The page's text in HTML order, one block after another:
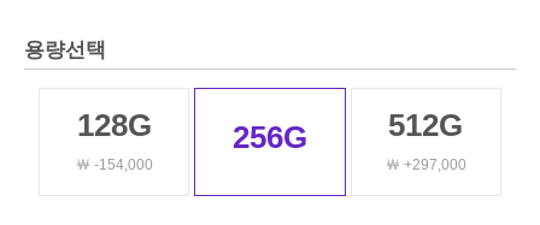
용량선택
128G
￦ -154,000
256G 512G
￦ +297,000